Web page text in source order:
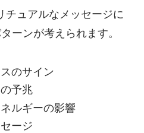
チュアルなメッセージに
ーンが考えられます。
のサイン
予兆
ルギーの影響
ージ